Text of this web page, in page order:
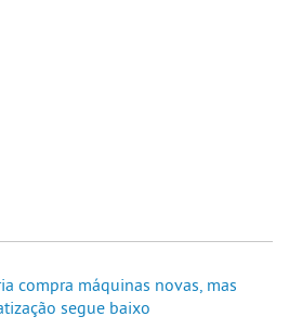
compra máquinas novas, mas
segue baixo